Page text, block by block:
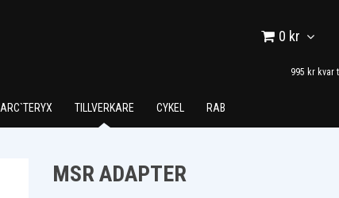
0 kr
995 kr kvar
ARC`TERYX TILLVERKARE CYKEL RAB
MSR ADAPTER